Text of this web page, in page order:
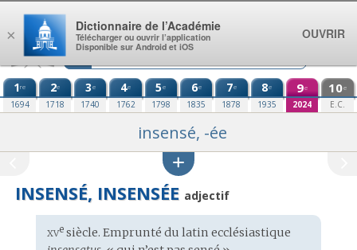
Aller au contenu
1re
1694
2e
1718
3e
1740
4e
1762
5e
1798
6e
1835
7e
1878
8e
1935
9e
2024
10e
E.C.
insensé, -ée
INSENSÉ, INSENSÉE adjectif
Étymologie
xvesiècle. Emprunté du latin ecclésiastique
×
Dictionnaire de l’Académie
Télécharger ou ouvrir l’application
Disponible sur Android et iOS
OUVRIR